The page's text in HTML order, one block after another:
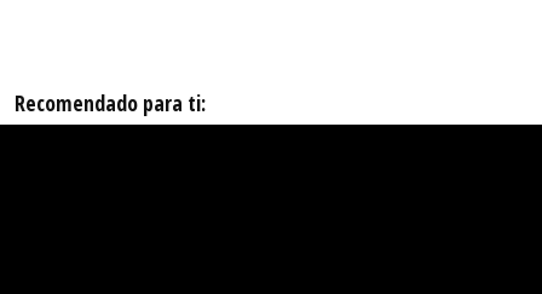
Recomendado para ti: